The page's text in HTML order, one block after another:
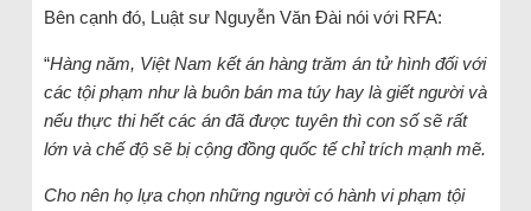
Bên cạnh đó, Luật sư Nguyễn Văn Đài nói với RFA:
“Hàng năm, Việt Nam kết án hàng trăm án tử hình đối với
các tội phạm như là buôn bán ma túy hay là giết người và
nếu thực thi hết các án đã được tuyên thì con số sẽ rất
lớn và chế độ sẽ bị cộng đồng quốc tế chỉ trích mạnh mẽ.
Cho nên họ lựa chọn những người có hành vi phạm tội